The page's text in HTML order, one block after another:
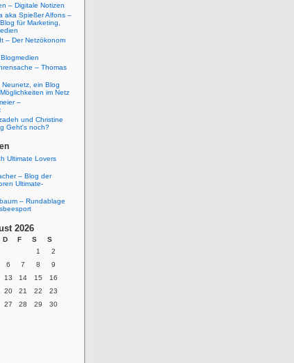
– Digitale Notizen
aka Spießer Alfons –
für Marketing,
– Der Netzökonom
– Thomas
Neunetz, ein Blog
im Netz
–
und Christine
Geht's noch?
Ultimate Lovers
– Blog der
Ultimate-
– Rundablage
2026
D F S S
1
2
6 7 8
9
13 14 15
16
20 21 22
23
27 28 29
30